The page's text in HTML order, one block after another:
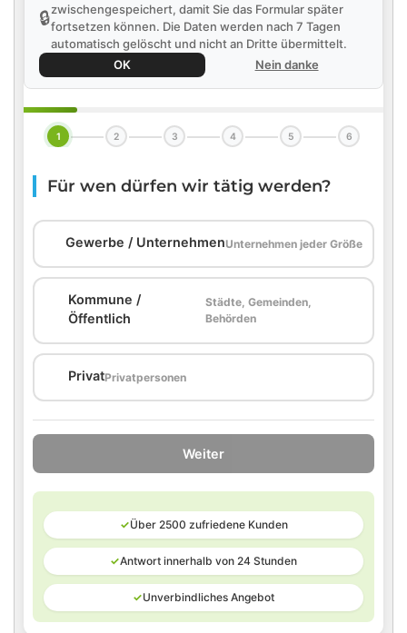
🔒zwischengespeichert, damit Sie das Formular später
fortsetzen können. Die Daten werden nach 7 Tagen
automatisch gelöscht und nicht an Dritte übermittelt.
OK
Nein danke
1 2 3 4 5 6
Für wen dürfen wir tätig werden?
Gewerbe / UnternehmenUnternehmen jeder Größe
Kommune /
Öffentlich
Städte, Gemeinden,
Behörden
PrivatPrivatpersonen
Weiter
✓Über 2500 zufriedene Kunden
✓Antwort innerhalb von 24 Stunden
✓Unverbindliches Angebot